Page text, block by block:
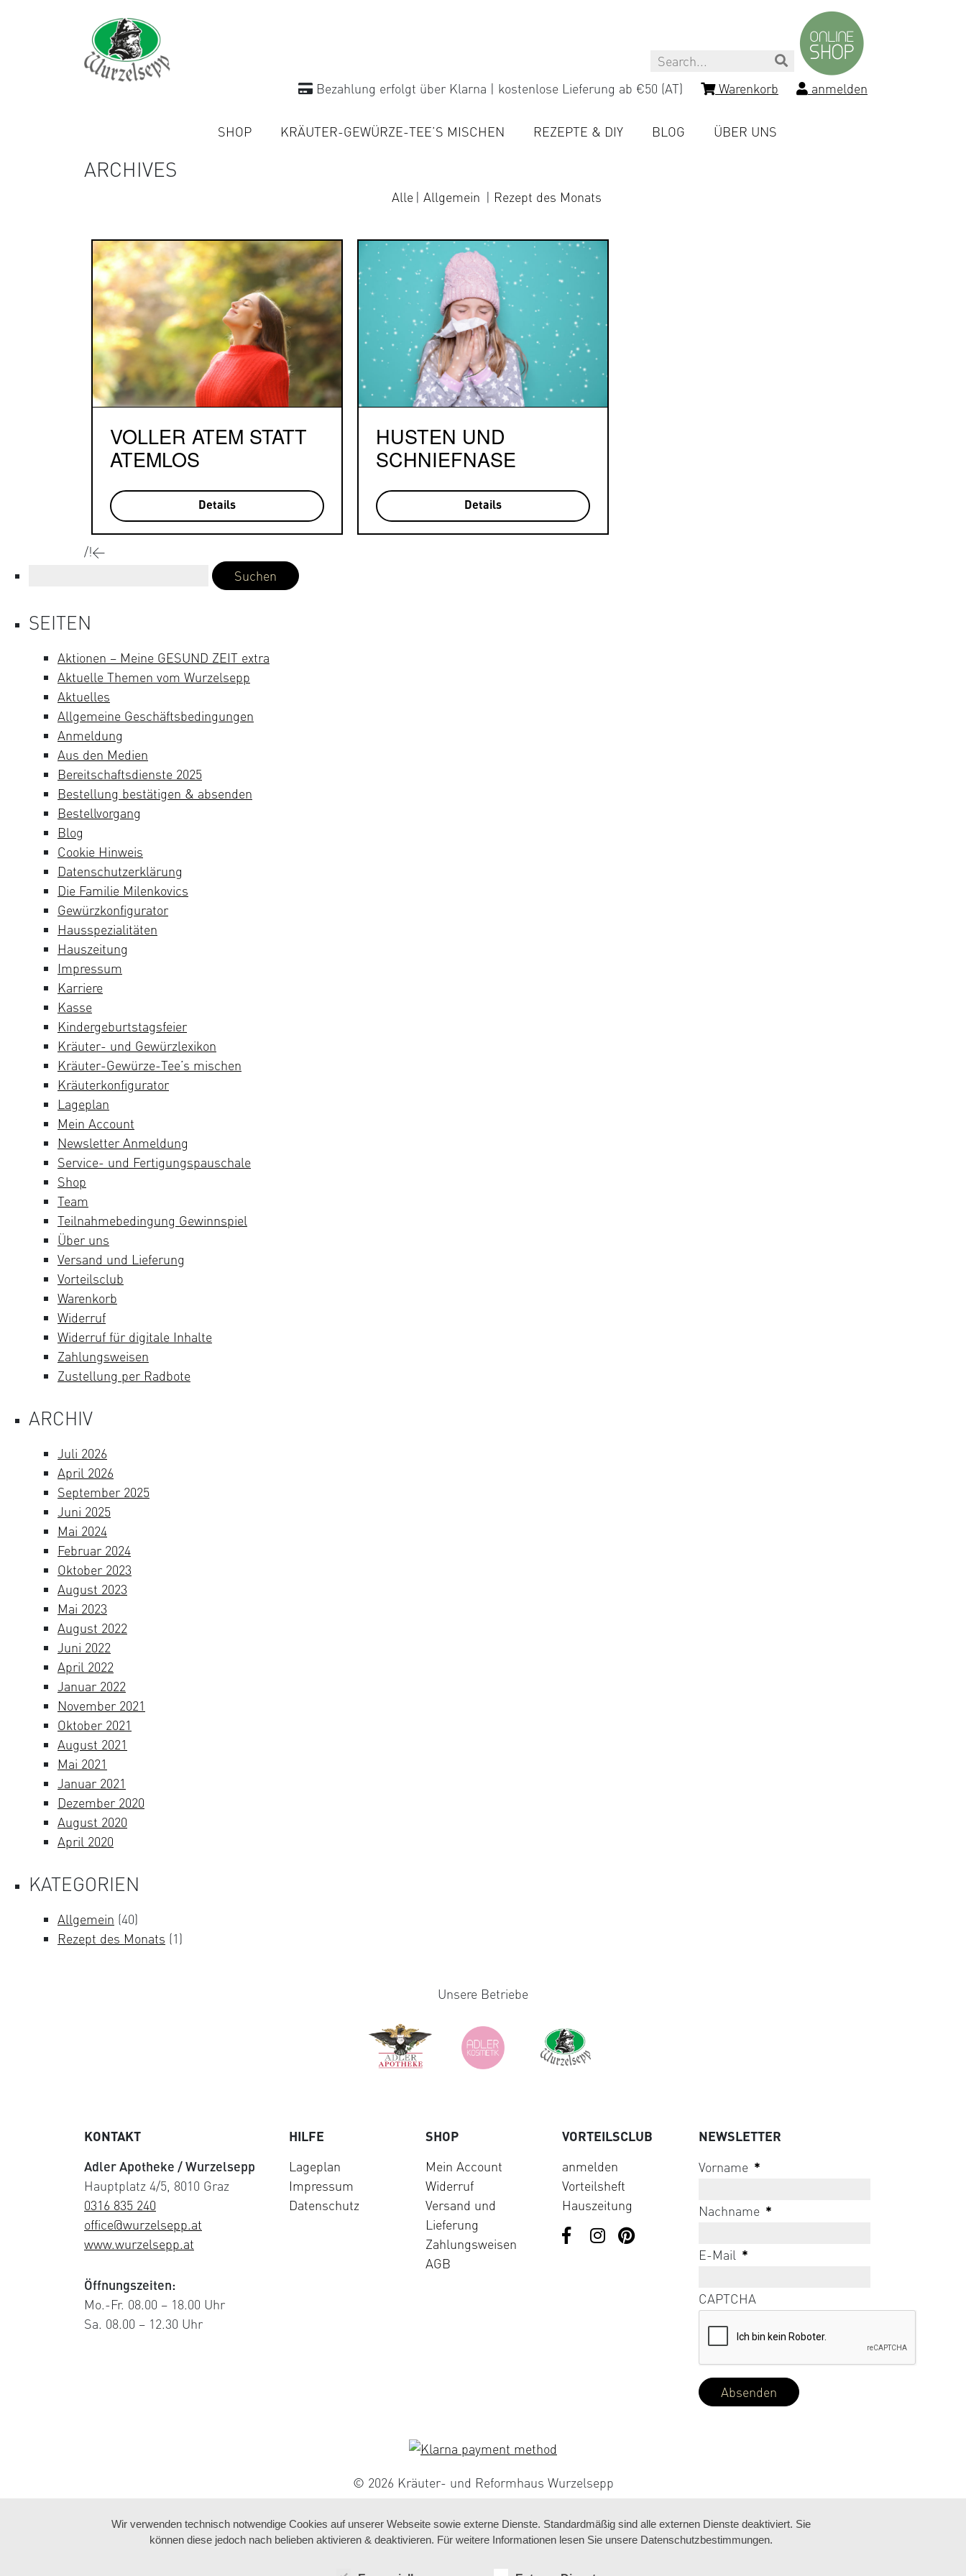
Search
Bezahlung erfolgt über Klarna | kostenlose Lieferung ab €50 (AT)
Warenkorb anmelden
SHOP KRÄUTER-GEWÜRZE-TEE’S MISCHEN REZEPTE & DIY BLOG ÜBER UNS
ARCHIVES
Alle Allgemein Rezept des Monats
VOLLER ATEM STATT
ATEMLOS
Details
HUSTEN UND
SCHNIEFNASE
Details
/!<
SEITEN
Aktionen – Meine GESUND ZEIT extra
Aktuelle Themen vom Wurzelsepp
Aktuelles
Allgemeine Geschäftsbedingungen
Anmeldung
Aus den Medien
Bereitschaftsdienste 2025
Bestellung bestätigen & absenden
Bestellvorgang
Blog
Cookie Hinweis
Datenschutzerklärung
Die Familie Milenkovics
Gewürzkonfigurator
Hausspezialitäten
Hauszeitung
Impressum
Karriere
Kasse
Kindergeburtstagsfeier
Kräuter- und Gewürzlexikon
Kräuter-Gewürze-Tee’s mischen
Kräuterkonfigurator
Lageplan
Mein Account
Newsletter Anmeldung
Service- und Fertigungspauschale
Shop
Team
Teilnahmebedingung Gewinnspiel
Über uns
Versand und Lieferung
Vorteilsclub
Warenkorb
Widerruf
Widerruf für digitale Inhalte
Zahlungsweisen
Zustellung per Radbote
ARCHIV
Juli 2026
April 2026
September 2025
Juni 2025
Mai 2024
Februar 2024
Oktober 2023
August 2023
Mai 2023
August 2022
Juni 2022
April 2022
Januar 2022
November 2021
Oktober 2021
August 2021
Mai 2021
Januar 2021
Dezember 2020
August 2020
April 2020
KATEGORIEN
Allgemein (40)
Rezept des Monats (1)
Unsere Betriebe
KONTAKT
Adler Apotheke / Wurzelsepp
Hauptplatz 4/5, 8010 Graz
0316 835 240
office@wurzelsepp.at
www.wurzelsepp.at
Öffnungszeiten:
Mo.-Fr. 08.00 – 18.00 Uhr
Sa. 08.00 – 12.30 Uhr
HILFE
Lageplan
Impressum
Datenschutz
SHOP
Mein Account
Widerruf
Versand und
Lieferung
Zahlungsweisen
AGB
VORTEILSCLUB
anmelden
Vorteilsheft
Hauszeitung
NEWSLETTER
Vorname *
Nachname *
E-Mail *
CAPTCHA
© 2026 Kräuter- und Reformhaus Wurzelsepp
Wir verwenden technisch notwendige Cookies auf unserer Webseite sowie externe Dienste. Standardmäßig sind alle externen Dienste deaktiviert. Sie
können diese jedoch nach belieben aktivieren & deaktivieren. Für weitere Informationen lesen Sie unsere Datenschutzbestimmungen.